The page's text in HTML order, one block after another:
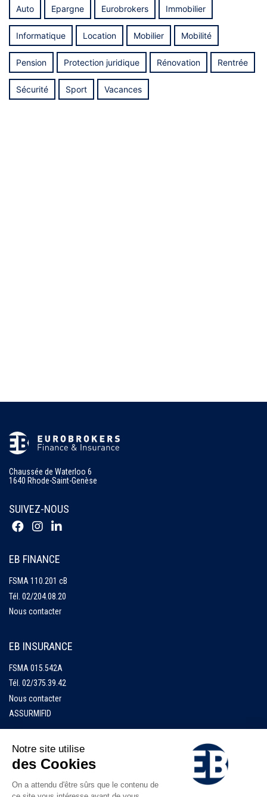
Auto Epargne Eurobrokers Immobilier
Informatique Location Mobilier Mobilité
Pension Protection juridique Rénovation Rentrée
Sécurité Sport Vacances
Chaussée de Waterloo 6
1640 Rhode-Saint-Genèse
SUIVEZ-NOUS
EB FINANCE
FSMA 110.201 cB
Tél. 02/204.08.20
Nous contacter
EB INSURANCE
FSMA 015.542A
Tél. 02/375.39.42
Nous contacter
ASSURMIFID
Accueil
EB Finance
EB Insurance